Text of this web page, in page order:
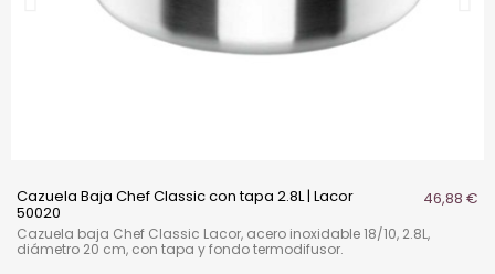
Cazuela Baja Chef Classic con tapa 2.8L | Lacor
50020
46,88 €
Cazuela baja Chef Classic Lacor, acero inoxidable 18/10, 2.8L,
diámetro 20 cm, con tapa y fondo termodifusor.